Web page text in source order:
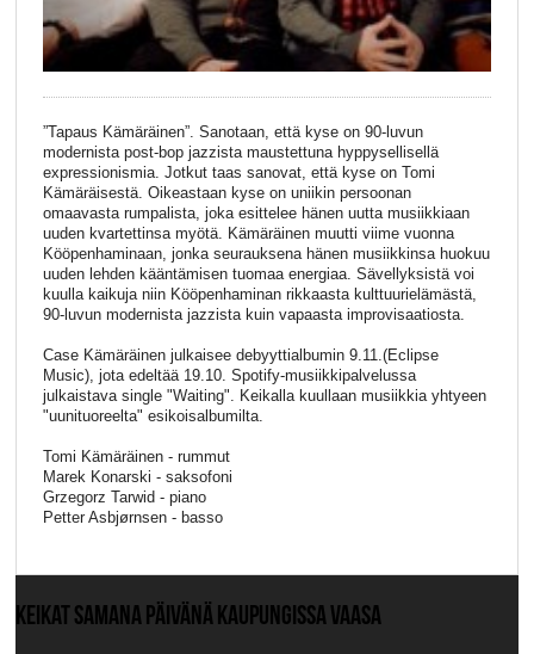
”Tapaus Kämäräinen”. Sanotaan, että kyse on 90-luvun
modernista post-bop jazzista maustettuna hyppysellisellä
expressionismia. Jotkut taas sanovat, että kyse on Tomi
Kämäräisestä. Oikeastaan kyse on uniikin persoonan
omaavasta rumpalista, joka esittelee hänen uutta musiikkiaan
uuden kvartettinsa myötä. Kämäräinen muutti viime vuonna
Kööpenhaminaan, jonka seurauksena hänen musiikkinsa huokuu
uuden lehden kääntämisen tuomaa energiaa. Sävellyksistä voi
kuulla kaikuja niin Kööpenhaminan rikkaasta kulttuurielämästä,
90-luvun modernista jazzista kuin vapaasta improvisaatiosta.
Case Kämäräinen julkaisee debyyttialbumin 9.11.(Eclipse
Music), jota edeltää 19.10. Spotify-musiikkipalvelussa
julkaistava single "Waiting". Keikalla kuullaan musiikkia yhtyeen
"uunituoreelta" esikoisalbumilta.
Tomi Kämäräinen - rummut
Marek Konarski - saksofoni
Grzegorz Tarwid - piano
Petter Asbjørnsen - basso
KEIKAT SAMANA PÄIVÄNÄ KAUPUNGISSA VAASA